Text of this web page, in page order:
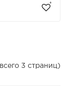
3 страниц)